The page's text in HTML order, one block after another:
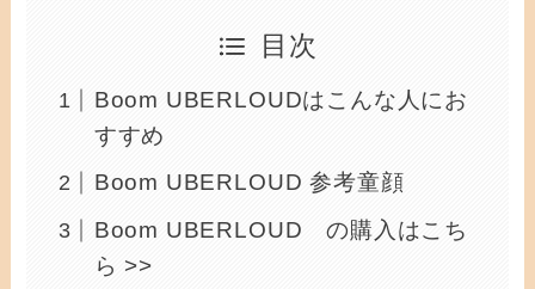
目次
Boom UBERLOUDはこんな人にお
すすめ
Boom UBERLOUD 参考童顔
Boom UBERLOUD の購入はこち
ら >>